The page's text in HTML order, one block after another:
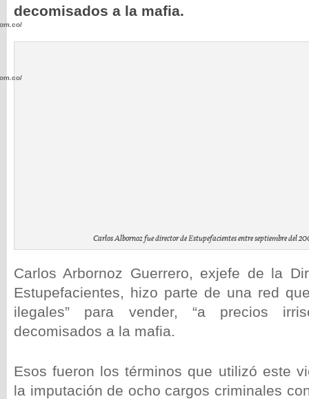
decomisados a la mafia.
Carlos Albornoz fue director de Estupefacientes entre septiembre del
Carlos Arbornoz Guerrero, exjefe de la
Estupefacientes, hizo parte de una red
ilegales” para vender, “a precios
decomisados a la mafia.
Esos fueron los términos que utilizó este
la imputación de ocho cargos criminales
wp-
wp-
wp-